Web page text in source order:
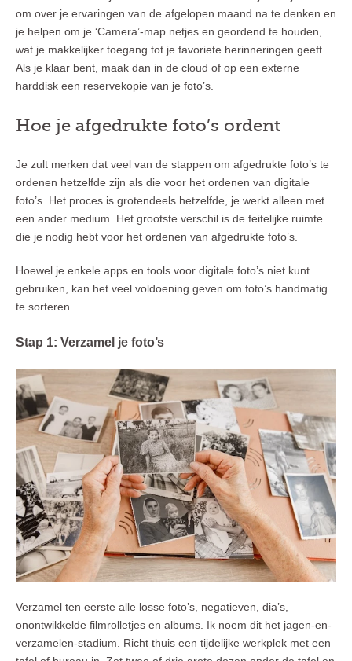
om over je ervaringen van de afgelopen maand na te denken en
je helpen om je ‘Camera’-map netjes en geordend te houden,
wat je makkelijker toegang tot je favoriete herinneringen geeft.
Als je klaar bent, maak dan in de cloud of op een externe
harddisk een reservekopie van je foto’s.
Hoe je afgedrukte foto’s ordent
Je zult merken dat veel van de stappen om afgedrukte foto’s te
ordenen hetzelfde zijn als die voor het ordenen van digitale
foto’s. Het proces is grotendeels hetzelfde, je werkt alleen met
een ander medium. Het grootste verschil is de feitelijke ruimte
die je nodig hebt voor het ordenen van afgedrukte foto’s.
Hoewel je enkele apps en tools voor digitale foto’s niet kunt
gebruiken, kan het veel voldoening geven om foto’s handmatig
te sorteren.
Stap 1: Verzamel je foto’s
Verzamel ten eerste alle losse foto’s, negatieven, dia’s,
onontwikkelde filmrolletjes en albums. Ik noem dit het jagen-en-
verzamelen-stadium. Richt thuis een tijdelijke werkplek met een